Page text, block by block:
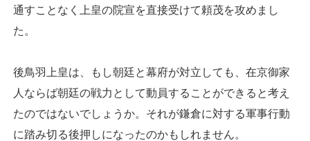
通すことなく上皇の院宣を直接受けて頼茂を攻めまし
た。
後鳥羽上皇は、もし朝廷と幕府が対立しても、在京御家
人ならば朝廷の戦力として動員することができると考え
たのではないでしょうか。それが鎌倉に対する軍事行動
に踏み切る後押しになったのかもしれません。